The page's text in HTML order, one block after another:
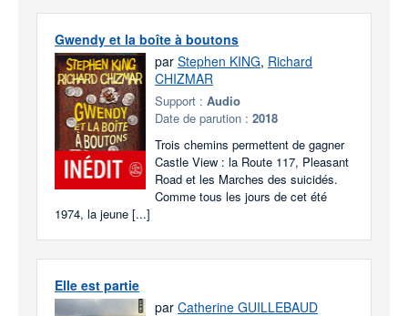
Gwendy et la boîte à boutons
par Stephen KING, Richard
CHIZMAR
Support : Audio
Date de parution : 2018
Trois chemins permettent de gagner
Castle View : la Route 117, Pleasant
Road et les Marches des suicidés.
Comme tous les jours de cet été
1974, la jeune [...]
Elle est partie
par Catherine GUILLEBAUD